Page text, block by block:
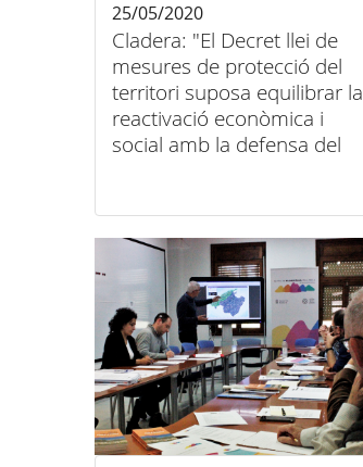
Cladera: "El Decret llei de
mesures de protecció del
territori suposa equilibrar la
reactivació econòmica i
social amb la defensa del
25/05/2020